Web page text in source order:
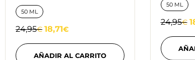
50 ML
24,95€ 18,71€
AÑADIR AL CARRITO
50 ML
24,95€